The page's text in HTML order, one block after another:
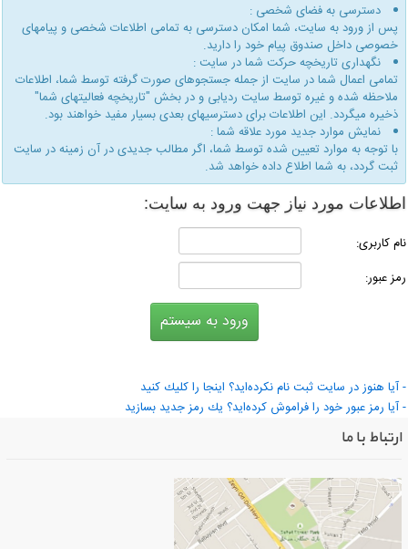
دسترسی به فضای شخصی :
پس از ورود به سایت، شما امكان دسترسی به تمامی اطلاعات شخصی و پیامهای
خصوصی داخل صندوق پیام خود را دارید.
نگهداری تاریخچه حركت شما در سایت :
تمامی اعمال شما در سایت از جمله جستجوهای صورت گرفته توسط شما، اطلاعات
ملاحظه شده و غیره توسط سایت ردیابی و در بخش "تاریخچه فعالیتهای شما"
ذخیره میگردد. این اطلاعات برای دسترسیهای بعدی بسیار مفید خواهند بود.
نمایش موارد جدید مورد علاقه شما :
با توجه به موارد تعیین شده توسط شما، اگر مطالب جدیدی در آن زمینه در سایت
ثبت گردد، به شما اطلاع داده خواهد شد.
اطلاعات مورد نیاز جهت ورود به سایت:
نام كاربری:
رمز عبور:
- آیا هنوز در سایت ثبت نام نكرده‌اید؟ اینجا را كلیك كنید
- آیا رمز عبور خود را فراموش كرده‌اید؟ یك رمز جدید بسازید
ارتباط با ما